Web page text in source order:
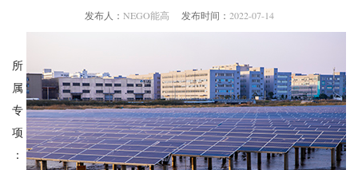
发布人： NEGO能高 发布时间： 2022-07-14
所
属
专
项
：